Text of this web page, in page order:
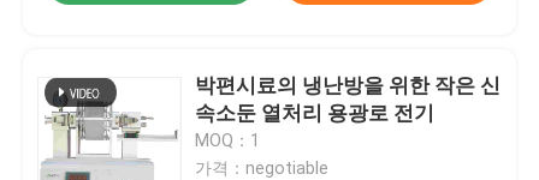
우리에 대하여
박편시료의 냉난방을 위한 작은 신
속소둔 열처리 용광로 전기
MOQ：1
가격：negotiable